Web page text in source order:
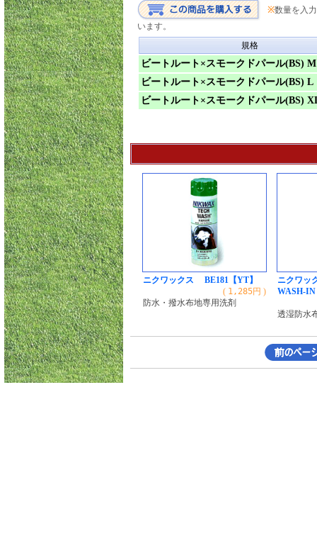
※数量を入
います。
規格
ビートルート×スモークドパール(BS) M
ビートルート×スモークドパール(BS) L
ビートルート×スモークドパール(BS)
ニクワックス BE181【YT】
( 1,285円 )
防水・撥水布地専用洗剤
ニクワッ
WASH-IN
透湿防水